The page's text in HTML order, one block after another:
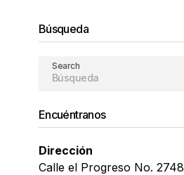
Búsqueda
Search
Encuéntranos
Dirección
Calle el Progreso No. 2748